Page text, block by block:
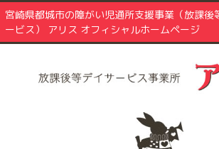
宮崎県都城市の障がい児通所支援事業（放課後
ービス） アリス オフィシャルホームページ